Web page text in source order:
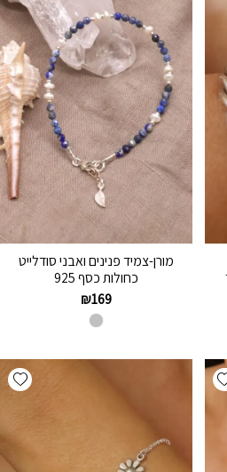
מורן-צמיד פנינים ואבני סודלייט
כחולות כסף 925
₪169
Add wishlist